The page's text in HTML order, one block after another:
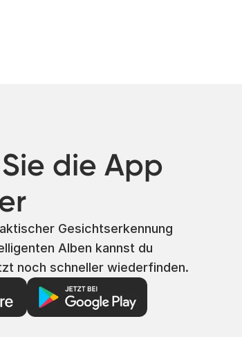
die App
Gesichtserkennung
Alben kannst du
noch schneller wiederfinden.